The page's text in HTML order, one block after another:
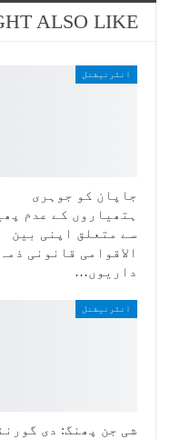
ALSO LIKE
انٹرنیشنل
جاپان کو جوہری
ہتھیاروں کے عدم
سے متعلق اپنی بین
الاقوامی قانونی ذمہ
داریوں…
انٹرنیشنل
شی جن پھنگ: دی